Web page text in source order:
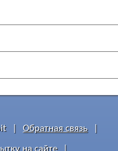
Обратная связь
на сайте